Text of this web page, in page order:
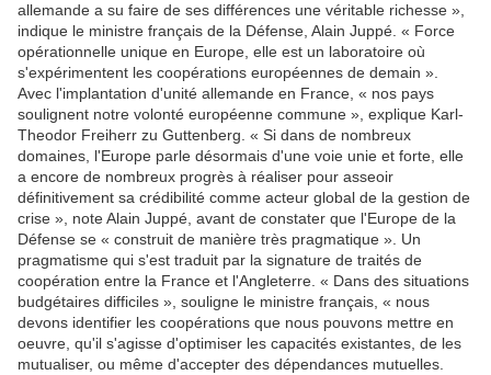
allemande a su faire de ses différences une véritable richesse »,
indique le ministre français de la Défense, Alain Juppé. « Force
opérationnelle unique en Europe, elle est un laboratoire où
s'expérimentent les coopérations européennes de demain ».
Avec l'implantation d'unité allemande en France, « nos pays
soulignent notre volonté européenne commune », explique Karl-
Theodor Freiherr zu Guttenberg. « Si dans de nombreux
domaines, l'Europe parle désormais d'une voie unie et forte, elle
a encore de nombreux progrès à réaliser pour asseoir
définitivement sa crédibilité comme acteur global de la gestion de
crise », note Alain Juppé, avant de constater que l'Europe de la
Défense se « construit de manière très pragmatique ». Un
pragmatisme qui s'est traduit par la signature de traités de
coopération entre la France et l'Angleterre. « Dans des situations
budgétaires difficiles », souligne le ministre français, « nous
devons identifier les coopérations que nous pouvons mettre en
oeuvre, qu'il s'agisse d'optimiser les capacités existantes, de les
mutualiser, ou même d'accepter des dépendances mutuelles.